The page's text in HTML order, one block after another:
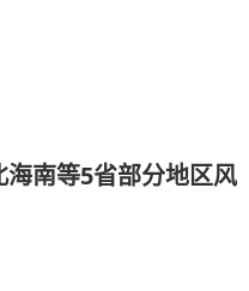
南等5省部分地区风